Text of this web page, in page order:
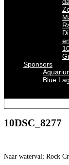
Sponsors
Blue
10DSC_8277
Naar waterval; Rock